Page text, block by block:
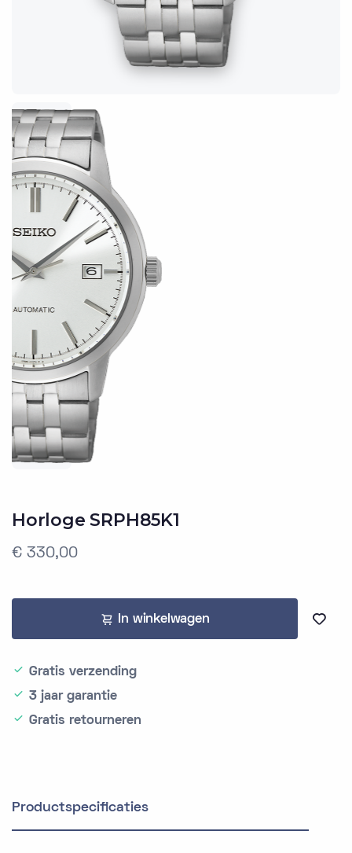
Horloge SRPH85K1
€ 330,00
In winkelwagen
Gratis verzending
3 jaar garantie
Gratis retourneren
Productspecificaties